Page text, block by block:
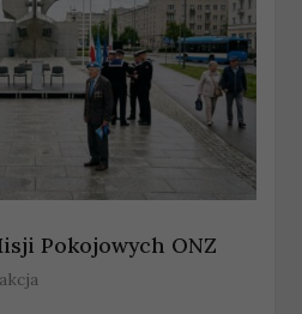
Pokojowych ONZ